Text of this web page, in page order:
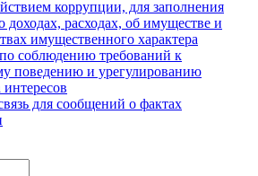
коррупции, для заполнения
доходах, расходах, об имуществе и
имущественного характера
соблюдению требований к
поведению и урегулированию
для сообщений о фактах